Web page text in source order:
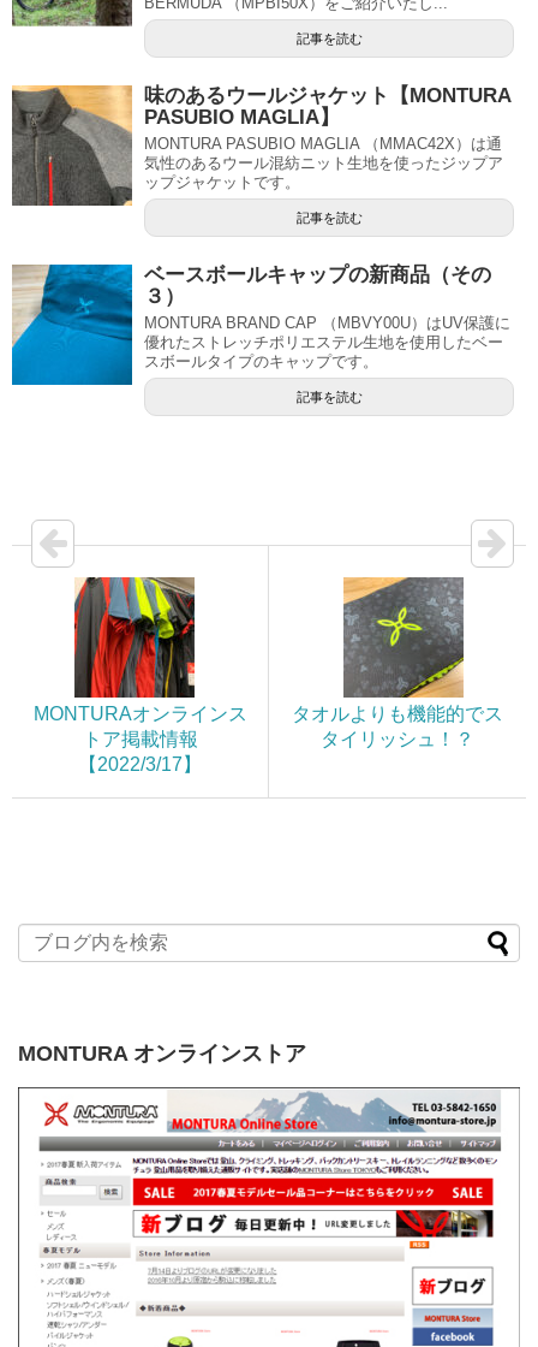
記事を読む
味のあるウールジャケット【MONTURA
PASUBIO MAGLIA】
MONTURA PASUBIO MAGLIA （MMAC42X）は通
気性のあるウール混紡ニット生地を使ったジップア
ップジャケットです。
記事を読む
ベースボールキャップの新商品（その
３）
MONTURA BRAND CAP （MBVY00U）はUV保護に
優れたストレッチポリエステル生地を使用したベー
スボールタイプのキャップです。
記事を読む
MONTURAオンラインス
トア掲載情報
【2022/3/17】
タオルよりも機能的でス
タイリッシュ！？
MONTURA オンラインストア